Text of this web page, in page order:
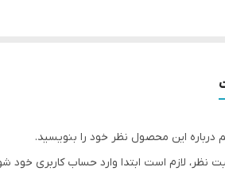
درباره این محصول نظر خود را بنویسید.
نظر، لازم است ابتدا وارد حساب کاربری خود